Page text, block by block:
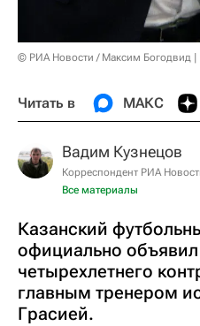
© РИА Новости / Максим Богодвид
Читать в МАКС
Вадим Кузнецов
Корреспондент РИА
Все материалы
Казанский
официально
четырехлетнего
главным тренером
Грасией.